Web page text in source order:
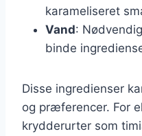
karameliseret
Vand:
binde
Disse ingredienser
og præferencer. For
krydderurter som